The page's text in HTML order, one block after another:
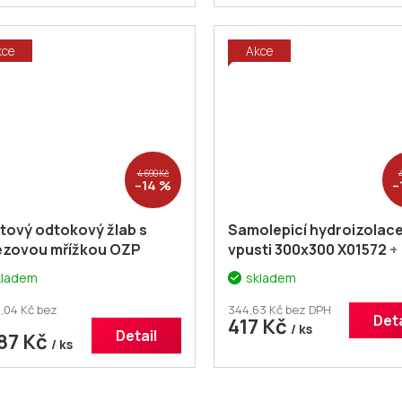
4 690 Kč
–14 %
odtokový žlab s
mřížkou OZP
Zebra 850 - plast
+ voucher#
sleva 5% kód:
Kč bez
Kč / ks Detail
Akce
Samolepicí hydroizolace
vpusti 300x300 X01572 +
voucher# Dodatečná
5% kód: KOUPELNA
skladem
344,63 Kč bez DPH
417 Kč / ks